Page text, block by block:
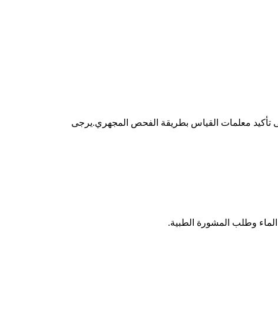
تأكيد معلمات القياس بطريقة الفحص المجهري.يرجى